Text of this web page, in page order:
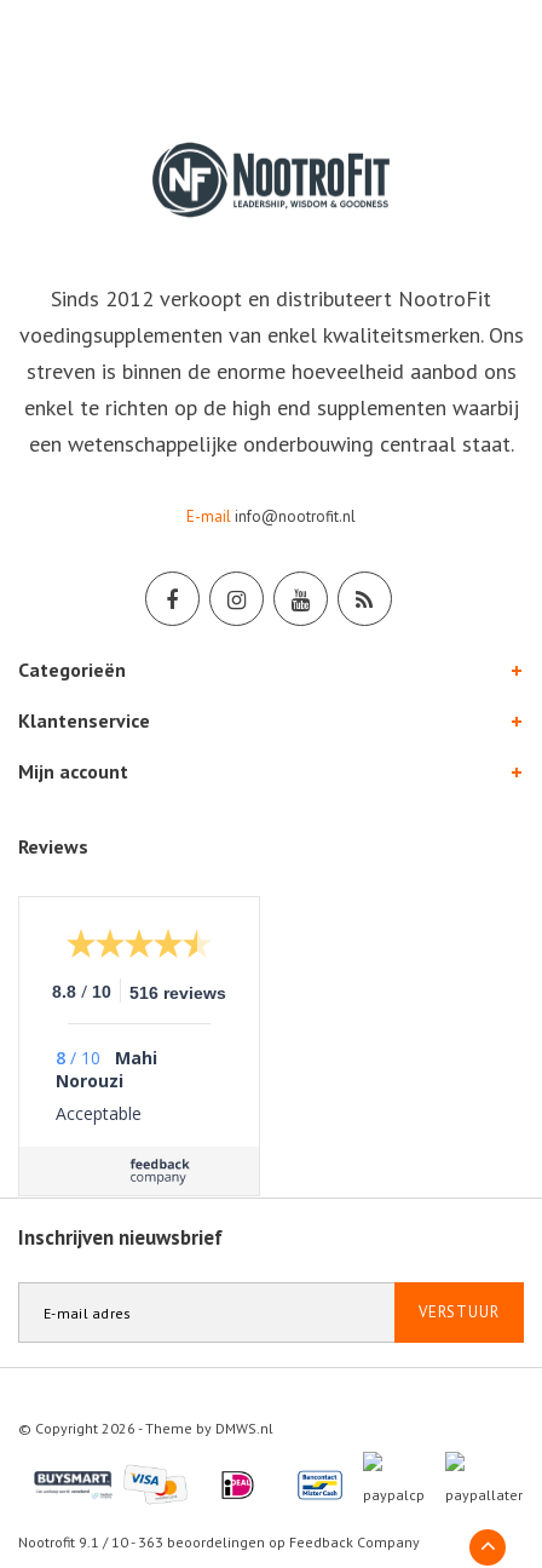
Sinds 2012 verkoopt en distributeert NootroFit
voedingsupplementen van enkel kwaliteitsmerken. Ons
streven is binnen de enorme hoeveelheid aanbod ons
enkel te richten op de high end supplementen waarbij
een wetenschappelijke onderbouwing centraal staat.
E-mailinfo@nootrofit.nl
Categorieën
Klantenservice
Mijn account
Reviews
8.8 / 10 516 reviews
8 / 10
Mahi
Norouzi
Acceptable
Inschrijven nieuwsbrief
VERSTUUR
© Copyright 2026 - Theme by DMWS.nl
Nootrofit 9.1 / 10- 363 beoordelingen op Feedback Company